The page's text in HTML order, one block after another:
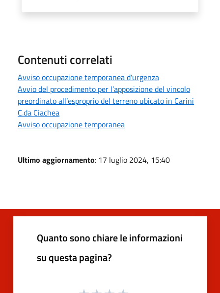
Contenuti correlati
Avviso occupazione temporanea d'urgenza
Avvio del procedimento per l’apposizione del vincolo
preordinato all’esproprio del terreno ubicato in Carini
C.da Ciachea
Avviso occupazione temporanea
Ultimo aggiornamento: 17 luglio 2024, 15:40
Quanto sono chiare le informazioni
su questa pagina?